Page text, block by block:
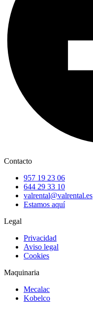
Contacto
957 19 23 06
644 29 33 10
valrental@valrental.es
Estamos aquí
Legal
Privacidad
Aviso legal
Cookies
Maquinaria
Mecalac
Kobelco